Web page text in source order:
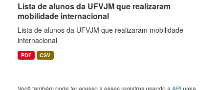
Lista de alunos da UFVJM que realizaram
mobilidade internacional
Lista de alunos da UFVJM que realizaram mobilidade
internacional
PDF CSV
Você também pode ter acesso a esses registros usando a API (veja